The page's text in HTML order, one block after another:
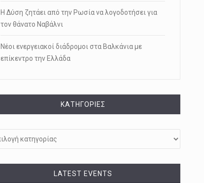
Η Δύση ζητάει από την Ρωσία να λογοδοτήσει για
τον θάνατο Ναβάλνι
Νέοι ενεργειακοί διάδρομοι στα Βαλκάνια με
επίκεντρο την Ελλάδα
KΑΤΗΓΟΡΊΕΣ
LATEST EVENTS